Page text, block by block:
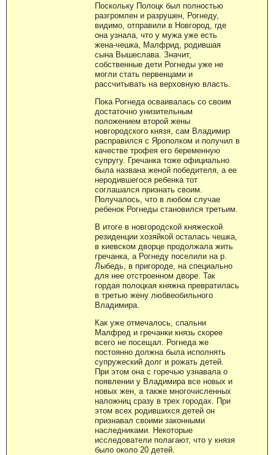
Поскольку Полоцк был полностью
разгромлен и разрушен, Рогнеду,
видимо, отправили в Новгород, где
она узнала, что у мужа уже есть
жена-чешка, Малфрид, родившая
сына Вышеслава. Значит,
собственные дети Рогнеды уже не
могли стать первенцами и
рассчитывать на верховную власть.
Пока Рогнеда осваивалась со своим
достаточно унизительным
положением второй жены
новгородского князя, сам Владимир
расправился с Ярополком и получил в
качестве трофея его беременную
супругу. Гречанка тоже официально
была названа женой победителя, а ее
неродившегося ребенка тот
соглашался признать своим.
Получалось, что в любом случае
ребенок Рогнеды становился третьим.
В итоге в новгородской княжеской
резиденции хозяйкой осталась чешка,
в киевском дворце продолжала жить
гречанка, а Рогнеду поселили на р.
Лыбедь, в пригороде, на специально
для нее отстроенном дворе. Так
гордая полоцкая княжна превратилась
в третью жену любвеобильного
Владимира.
Как уже отмечалось, спальни
Малфред и гречанки князь скорее
всего не посещал. Рогнеда же
постоянно должна была исполнять
супружеский долг и рожать детей.
При этом она с горечью узнавала о
появлении у Владимира все новых и
новых жен, а также многочисленных
наложниц сразу в трех городах. При
этом всех родившихся детей он
признавал своими законными
наследниками. Некоторые
исследователи полагают, что у князя
было около 20 детей.